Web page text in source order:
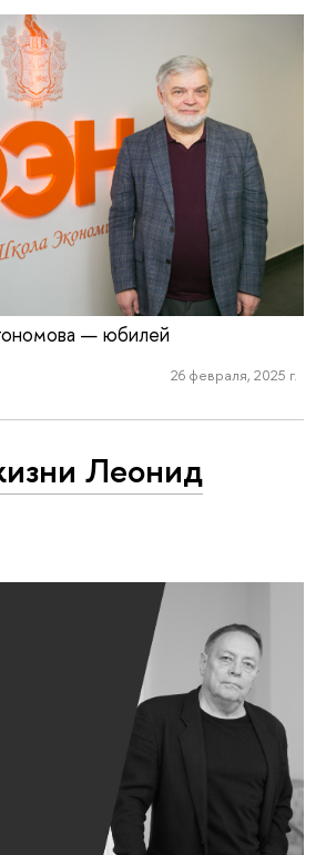
— юбилей
26 февраля, 2025 г.
Леонид